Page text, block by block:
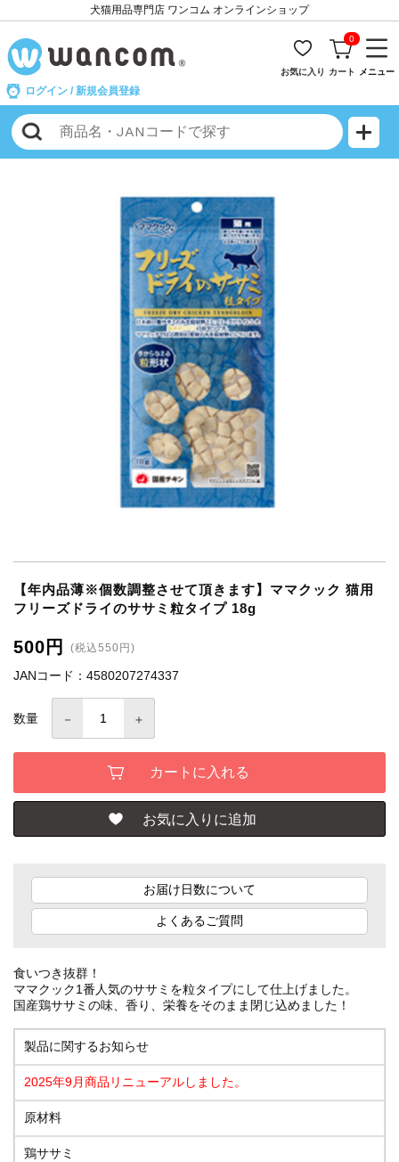
犬猫用品専門店 ワンコム オンラインショップ
ログイン / 新規会員登録
お気に入り
0
カート メニュー
【年内品薄※個数調整させて頂きます】ママクック 猫用
フリーズドライのササミ粒タイプ 18g
500円 (税込550円)
JANコード：4580207274337
数量
お届け日数について
よくあるご質問
食いつき抜群！
ママクック1番人気のササミを粒タイプにして仕上げました。
国産鶏ササミの味、香り、栄養をそのまま閉じ込めました！
製品に関するお知らせ
2025年9月商品リニューアルしました。
原材料
鶏ササミ